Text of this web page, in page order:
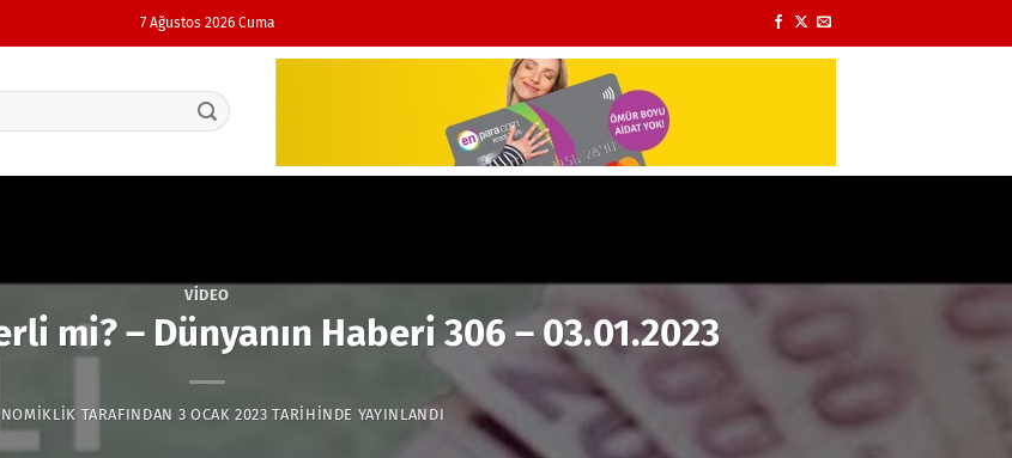
7 Ağustos 2026 Cuma
VIDEO
mi? – Dünyanın Haberi 306 – 03.01.2023
TARAFINDAN 3 OCAK 2023 TARIHINDE YAYINLANDI